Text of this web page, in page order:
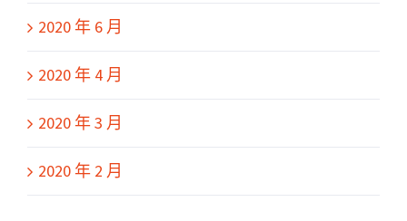
2020 年 6 月
2020 年 4 月
2020 年 3 月
2020 年 2 月